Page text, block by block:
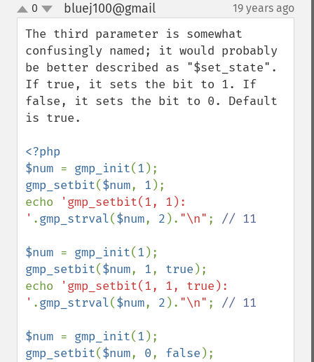
up
down
0 bluej100@gmail¶ 19 years ago
The third parameter is somewhat
confusingly named; it would probably
be better described as "$set_state".
If true, it sets the bit to 1. If
false, it sets the bit to 0. Default
is true.
<?php
$num = gmp_init(1
gmp_setbit($num, 1 );
echo
'gmp_setbit(1, 1):
' .gmp_strval($num, 2 ). "\n" ; // 11
$num = gmp_init(1
gmp_setbit($num, 1, true );
echo
'gmp_setbit(1, 1, true):
' .gmp_strval($num, 2 ). "\n" ; // 11
$num = gmp_init(1
gmp_setbit($num, 0, false );